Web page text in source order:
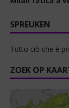
SPREUKEN
Tutto ciò che è
ZOEK OP